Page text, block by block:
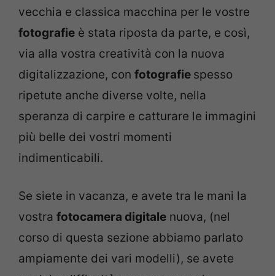
vecchia e classica macchina per le vostre
fotografie è stata riposta da parte, e così,
via alla vostra creatività con la nuova
digitalizzazione, con fotografie spesso
ripetute anche diverse volte, nella
speranza di carpire e catturare le immagini
più belle dei vostri momenti
indimenticabili.
Se siete in vacanza, e avete tra le mani la
vostra fotocamera digitale nuova, (nel
corso di questa sezione abbiamo parlato
ampiamente dei vari modelli), se avete